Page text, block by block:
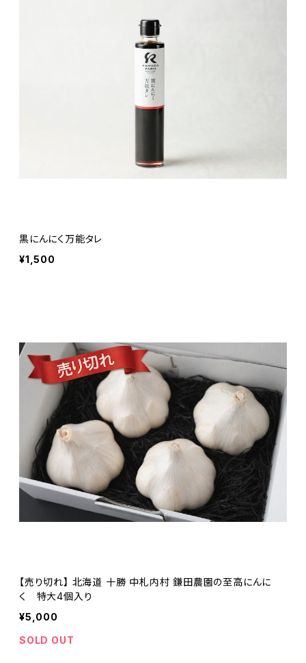
黒にんにく万能タレ
¥1,500
【売り切れ】 北海道 十勝 中札内村 鎌田農園の至高にんに
く 特大4個入り
¥5,000
SOLD OUT